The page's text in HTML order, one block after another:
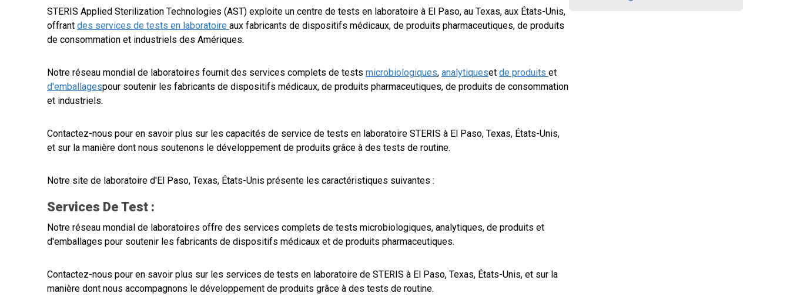
STERIS Applied Sterilization Technologies (AST) exploite un centre de tests en laboratoire à El Paso, au Texas, aux États-Unis,
offrant des services de tests en laboratoire aux fabricants de dispositifs médicaux, de produits pharmaceutiques, de produits
de consommation et industriels des Amériques.
Notre réseau mondial de laboratoires fournit des services complets de tests microbiologiques, analytiqueset de produits et
d'emballagespour soutenir les fabricants de dispositifs médicaux, de produits pharmaceutiques, de produits de consommation
et industriels.
Contactez-nous pour en savoir plus sur les capacités de service de tests en laboratoire STERIS à El Paso, Texas, États-Unis,
et sur la manière dont nous soutenons le développement de produits grâce à des tests de routine.
Notre site de laboratoire d'El Paso, Texas, États-Unis présente les caractéristiques suivantes :
Services De Test :
Notre réseau mondial de laboratoires offre des services complets de tests microbiologiques, analytiques, de produits et
d'emballages pour soutenir les fabricants de dispositifs médicaux et de produits pharmaceutiques.
Contactez-nous pour en savoir plus sur les services de tests en laboratoire de STERIS à El Paso, Texas, États-Unis, et sur la
manière dont nous accompagnons le développement de produits grâce à des tests de routine.